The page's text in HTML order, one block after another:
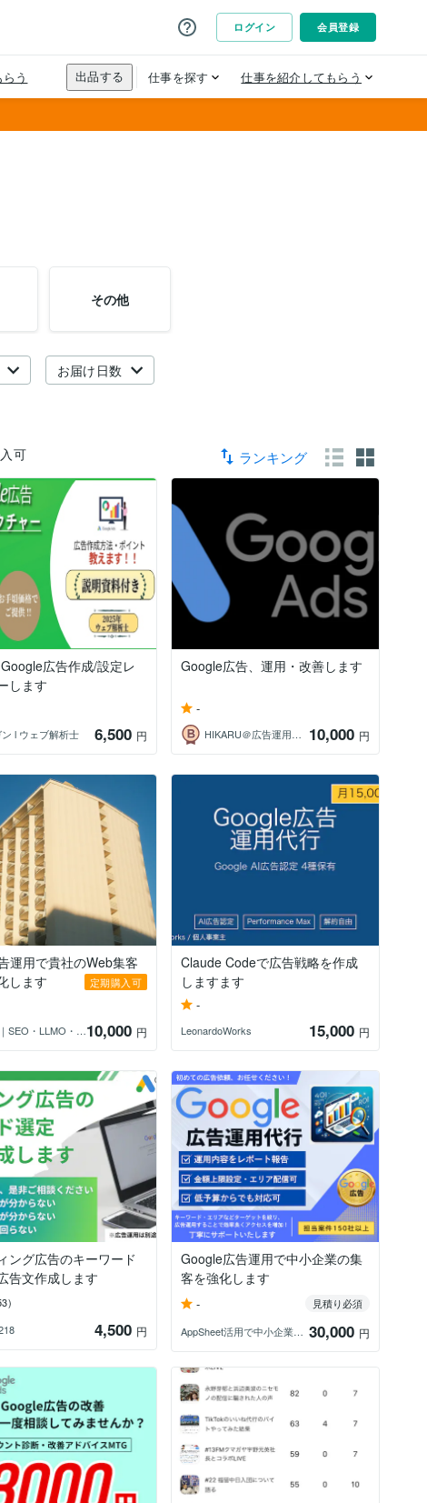
その他
お届け日数
可 ランキング
広告作成/設定レ
します
l ウェブ解析士 6,500 円
Google広告、運用・改善します
-
HIKARU＠広告運用代行｜EC売上改善 10,000 円
運用で貴社のWeb集客
します
定期購入可
まえぷー｜SEO・LLMO・WEB広告 10,000 円
Claude Codeで広告戦略を作成
しますます
-
LeonardoWorks 15,000 円
ング広告のキーワード
告文作成します
4,500 円
Google広告運用で中小企業の集
客を強化します
-
見積り必須
AppSheet活用で中小企業業務改善
30,000 円